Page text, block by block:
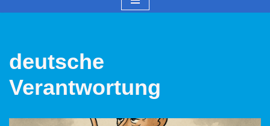
deutsche
Verantwortung